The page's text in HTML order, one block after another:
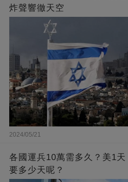
炸聲響徹天空
2024/05/21
各國運兵10萬需多久？美1
要多少天呢？